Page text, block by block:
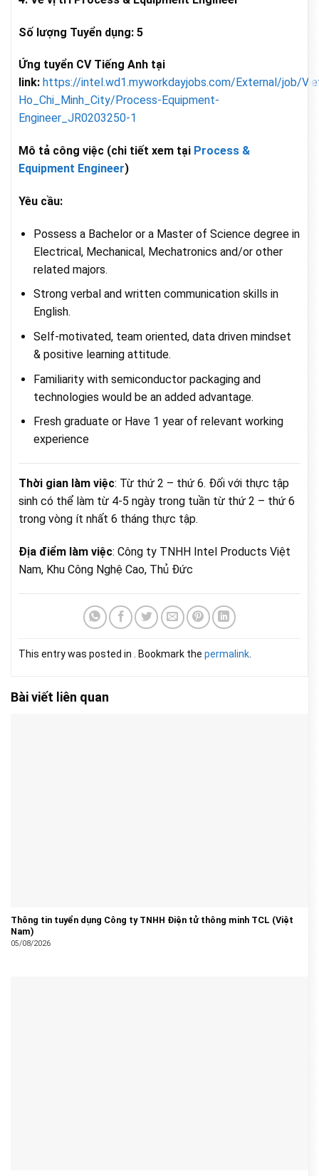
Số lượng Tuyển dụng: 5
Ứng tuyển CV Tiếng Anh tại
link: https://intel.wd1.myworkdayjobs.com/External/job/
Ho_Chi_Minh_City/Process-Equipment-
Engineer_JR0203250-1
Mô tả công việc (chi tiết xem tại Process &
Equipment Engineer)
Yêu cầu:
Possess a Bachelor or a Master of Science degree in
Electrical, Mechanical, Mechatronics and/or other
related majors.
Strong verbal and written communication skills in
English.
Self-motivated, team oriented, data driven mindset
& positive learning attitude.
Familiarity with semiconductor packaging and
technologies would be an added advantage.
Fresh graduate or Have 1 year of relevant working
experience
Thời gian làm việc: Từ thứ 2 – thứ 6. Đối với thực tập
sinh có thể làm từ 4-5 ngày trong tuần từ thứ 2 – thứ 6
trong vòng ít nhất 6 tháng thực tập.
Địa điểm làm việc: Công ty TNHH Intel Products Việt
Nam, Khu Công Nghệ Cao, Thủ Đức
This entry was posted in . Bookmark the permalink
Bài viết liên quan
Thông tin tuyển dụng Công ty TNHH Điện tử thông minh TCL (Việt
Nam)
05/08/2026